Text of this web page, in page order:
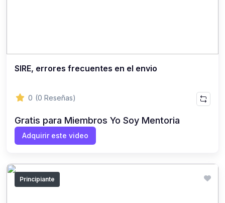
SIRE, errores frecuentes en el envio
0 (0 Reseñas)
Gratis para Miembros Yo Soy Mentoria
Adquirir este video
Principiante